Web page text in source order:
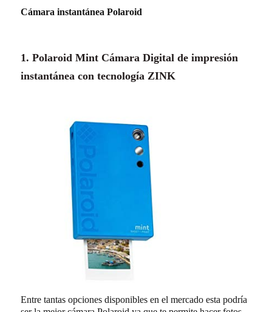
Cámara instantánea Polaroid
1. Polaroid Mint Cámara Digital de impresión
instantánea con tecnología ZINK
Entre tantas opciones disponibles en el mercado esta podría